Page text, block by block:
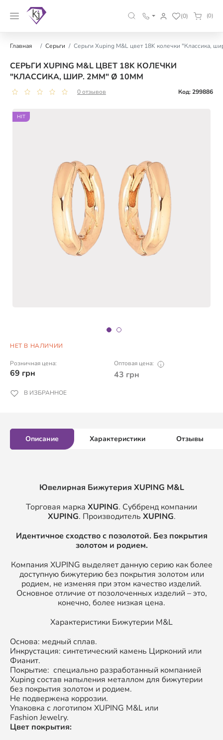
(0) (0)
Главная Серьги Серьги Xuping M&L цвет 18K колечки "Классика,
СЕРЬГИ XUPING M&L ЦВЕТ 18K КОЛЕЧКИ
"КЛАССИКА, ШИР. 2ММ" Ø 10ММ
0 отзывов Код: 299886
HIT
HIT
НЕТ В НАЛИЧИИ
Розничная цена:
69 грн
Оптовая цена:
43 грн
В ИЗБРАННОЕ
Описание Характеристики Отзывы
Ювелирная Бижутерия XUPING M&L
Торговая марка XUPING. Суббренд компании
XUPING. Производитель XUPING.
Идентичное сходство с позолотой. Без покрытия
золотом и родием.
Компания XUPING выделяет данную серию как более
доступную бижутерию без покрытия золотом или
родием, не изменяя при этом качество изделий.
Основное отличие от позолоченных изделий – это,
конечно, более низкая цена.
Характеристики Бижутерии M&L
Основа: медный сплав.
Инкрустация: синтетический камень Цирконий или
Фианит.
Покрытие: специально разработанный компанией
Xuping состав напыления металлом для бижутерии
без покрытия золотом и родием.
Не подвержена коррозии.
Упаковка с логотипом XUPING M&L или
Fashion Jewelry.
Цвет покрытия: